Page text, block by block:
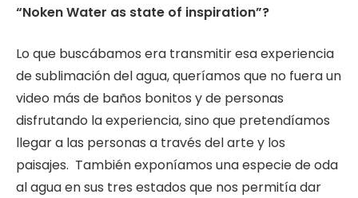
“Noken Water as state of inspiration”?
Lo que buscábamos era transmitir esa experiencia
de sublimación del agua, queríamos que no fuera un
video más de baños bonitos y de personas
disfrutando la experiencia, sino que pretendíamos
llegar a las personas a través del arte y los
paisajes. También exponíamos una especie de oda
al agua en sus tres estados que nos permitía dar